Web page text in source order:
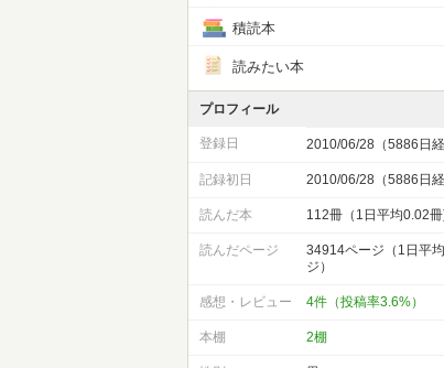
積読本
読みたい本
プロフィール
登録日 2010/06/28（5886日経
記録初日 2010/06/28（5886日経
読んだ本 112冊（1日平均0.02
読んだページ
34914ページ（1日平
ジ）
感想・レビュー 4件（投稿率3.6%）
本棚 2棚